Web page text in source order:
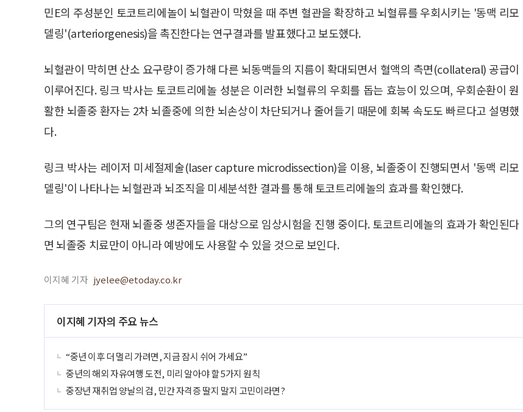
민E의 주성분인 토코트리에놀이 뇌혈관이 막혔을 때 주변 혈관을 확장하고 뇌혈류를 우회시키는 '동맥 리모
델링'(arteriorgenesis)을 촉진한다는 연구결과를 발표했다고 보도했다.
뇌혈관이 막히면 산소 요구량이 증가해 다른 뇌동맥들의 지름이 확대되면서 혈액의 측면(collateral) 공급이
이루어진다. 링크 박사는 토코트리에놀 성분은 이러한 뇌혈류의 우회를 돕는 효능이 있으며, 우회순환이 원
활한 뇌졸중 환자는 2차 뇌졸중에 의한 뇌손상이 차단되거나 줄어들기 때문에 회복 속도도 빠르다고 설명했
다.
링크 박사는 레이저 미세절제술(laser capture microdissection)을 이용, 뇌졸중이 진행되면서 '동맥 리모
델링'이 나타나는 뇌혈관과 뇌조직을 미세분석한 결과를 통해 토코트리에놀의 효과를 확인했다.
그의 연구팀은 현재 뇌졸중 생존자들을 대상으로 임상시험을 진행 중이다. 토코트리에놀의 효과가 확인된다
면 뇌졸중 치료만이 아니라 예방에도 사용할 수 있을 것으로 보인다.
이지혜 기자 jyelee@etoday.co.kr
이지혜 기자의 주요 뉴스
“중년 이후 더 멀리 가려면, 지금 잠시 쉬어 가세요”
중년의 해외 자유여행 도전, 미리 알아야 할 5가지 원칙
중장년 재취업 양날의 검, 민간 자격증 딸지 말지 고민이라면?